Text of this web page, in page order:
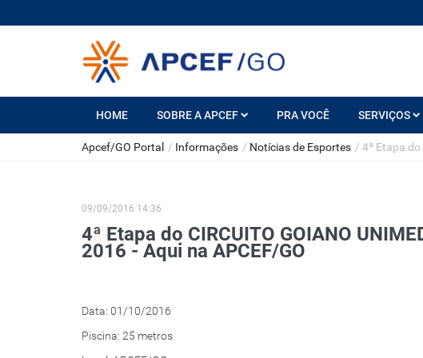
HOME SOBRE A APCEF PRA VOCÊ SERVIÇOS
Apcef/GO Portal / Informações / Notícias de Esportes / 4ª Etapa do
09/09/2016 14:36
4ª Etapa do CIRCUITO GOIANO
2016 - Aqui na APCEF/GO
Data: 01/10/2016
Piscina: 25 metros